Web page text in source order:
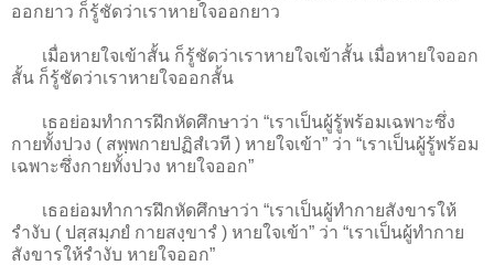
ออกยาว ก็รู้ชัดว่าเราหายใจออกยาว
เมื่อหายใจเข้าสั้น ก็รู้ชัดว่าเราหายใจเข้าสั้น เมื่อหายใจออก
สั้น ก็รู้ชัดว่าเราหายใจออกสั้น
เธอย่อมทำการฝึกหัดศึกษาว่า “เราเป็นผู้รู้พร้อมเฉพาะซึ่ง
กายทั้งปวง ( สพฺพกายปฏิสํเวที ) หายใจเข้า” ว่า “เราเป็นผู้รู้พร้อม
เฉพาะซึ่งกายทั้งปวง หายใจออก”
เธอย่อมทำการฝึกหัดศึกษาว่า “เราเป็นผู้ทำกายสังขารให้
รำงับ ( ปสฺสมฺภยํ กายสงฺขารํ ) หายใจเข้า” ว่า “เราเป็นผู้ทำกาย
สังขารให้รำงับ หายใจออก”